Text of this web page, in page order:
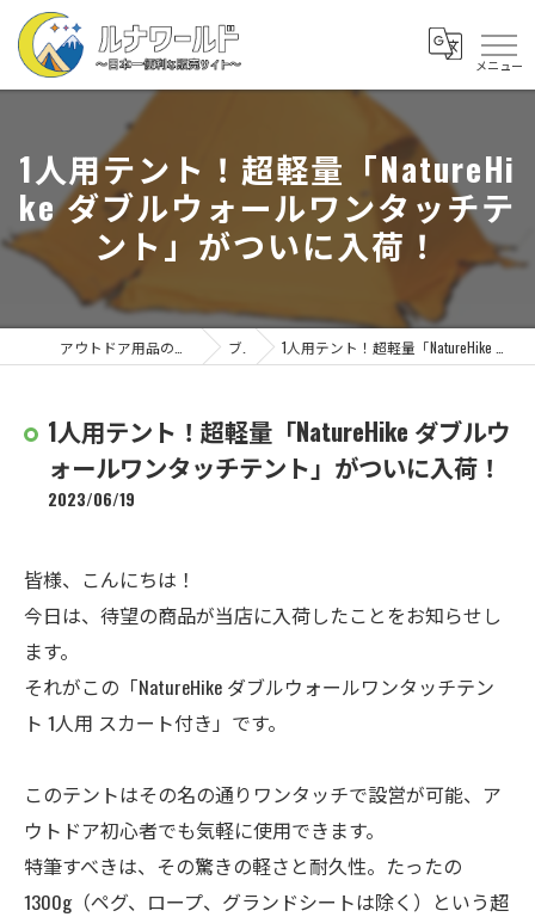
1人用テント！超軽量「NatureHi
ke ダブルウォールワンタッチテ
ント」がついに入荷！
ブログ 1人用テント！超軽量「NatureHike ダブルウォールワンタッチテント」がついに入荷！
1人用テント！超軽量「NatureHike ダブルウ
ォールワンタッチテント」がついに入荷！
2023/06/19
皆様、こんにちは！
今日は、待望の商品が当店に入荷したことをお知らせし
ます。
それがこの「NatureHike ダブルウォールワンタッチテン
ト 1人用 スカート付き」です。
このテントはその名の通りワンタッチで設営が可能、ア
ウトドア初心者でも気軽に使用できます。
特筆すべきは、その驚きの軽さと耐久性。たったの
1300g（ペグ、ロープ、グランドシートは除く）という超